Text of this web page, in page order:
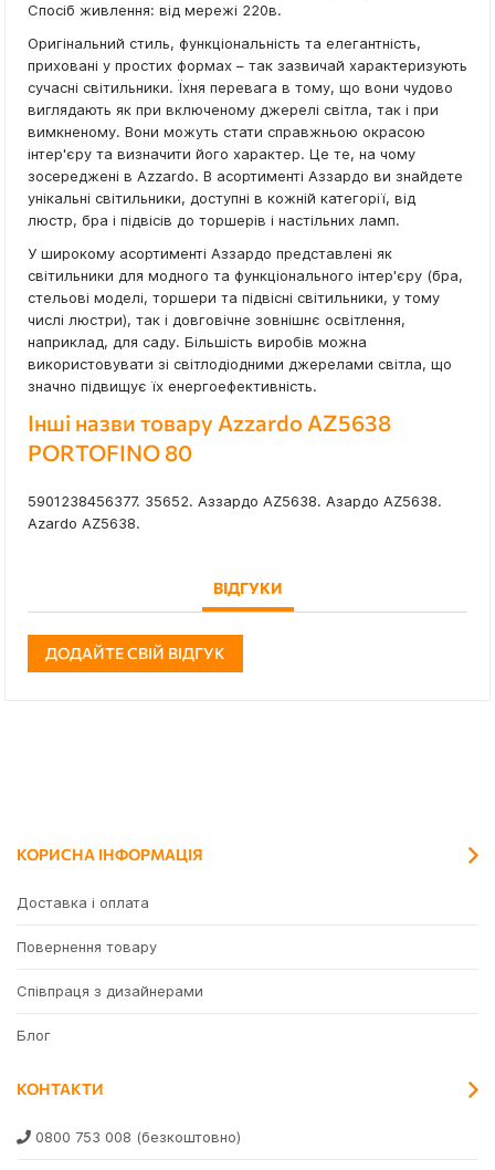
Спосіб живлення: від мережі 220в.
Оригінальний стиль, функціональність та елегантність,
приховані у простих формах – так зазвичай характеризують
сучасні світильники. Їхня перевага в тому, що вони чудово
виглядають як при включеному джерелі світла, так і при
вимкненому. Вони можуть стати справжньою окрасою
інтер'єру та визначити його характер. Це те, на чому
зосереджені в Azzardo. В асортименті Аззардо ви знайдете
унікальні світильники, доступні в кожній категорії, від
люстр, бра і підвісів до торшерів і настільних ламп.
У широкому асортименті Аззардо представлені як
світильники для модного та функціонального інтер'єру (бра,
стельові моделі, торшери та підвісні світильники, у тому
числі люстри), так і довговічне зовнішнє освітлення,
наприклад, для саду. Більшість виробів можна
використовувати зі світлодіодними джерелами світла, що
значно підвищує їх енергоефективність.
Інші назви товару Azzardo AZ5638
PORTOFINO 80
5901238456377. 35652. Аззардо AZ5638. Азардо AZ5638.
Azardo AZ5638.
ВІДГУКИ
ДОДАЙТЕ СВІЙ ВІДГУК
КОРИСНА ІНФОРМАЦІЯ
Доставка і оплата
Повернення товару
Співпраця з дизайнерами
Блог
КОНТАКТИ
0800 753 008 (безкоштовно)